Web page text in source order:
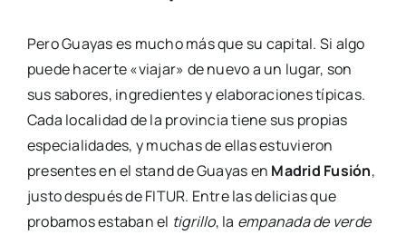
Pero Guayas es mucho más que su capital. Si algo
puede hacerte «viajar» de nuevo a un lugar, son
sus sabores, ingredientes y elaboraciones típicas.
Cada localidad de la provincia tiene sus propias
especialidades, y muchas de ellas estuvieron
presentes en el stand de Guayas en Madrid Fusión,
justo después de FITUR. Entre las delicias que
probamos estaban el tigrillo, la empanada de verde